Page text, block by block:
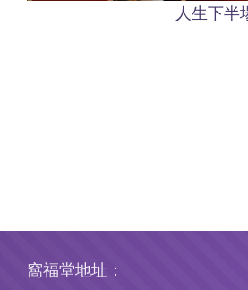
人生下半
窩福堂地址：